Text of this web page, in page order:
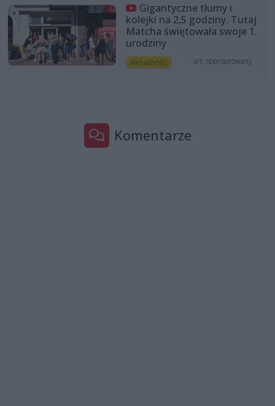
Gigantyczne tłumy i
kolejki na 2,5 godziny. Tutaj
Matcha świętowała swoje 1.
urodziny
Aktualności art. sponsorowany
Komentarze